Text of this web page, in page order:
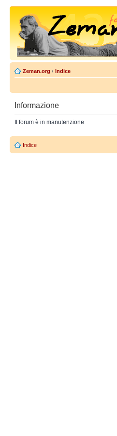
Zeman.org ‹ Indice
Informazione
Il forum è in manutenzione
Indice